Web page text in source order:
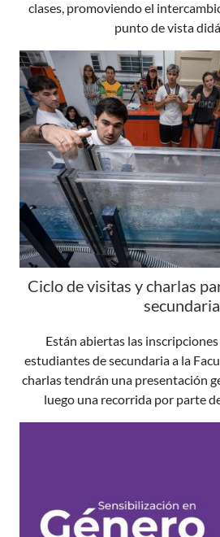
clases, promoviendo el
punto de vista
Ciclo de visitas y charlas
secundaria
Están abiertas las
estudiantes de secundaria a la
charlas tendrán una presentación
luego una recorrida por parte